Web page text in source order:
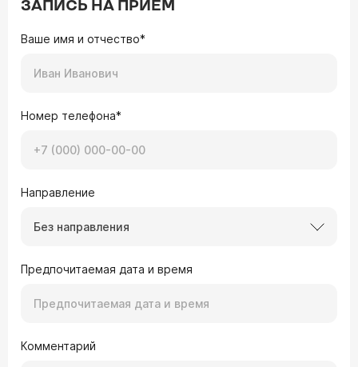
ЗАПИСЬ НА ПРИЕМ
Ваше имя и отчество*
Номер телефона*
Направление
Без направления
Предпочитаемая дата и время
Комментарий